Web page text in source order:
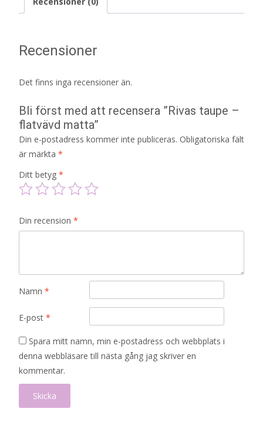
Recensioner
Det finns inga recensioner än.
Bli först med att recensera ”Rivas taupe –
flatvävd matta”
Din e-postadress kommer inte publiceras. Obligatoriska fält
är märkta *
Ditt betyg *
Din recension *
Namn *
E-post *
Spara mitt namn, min e-postadress och webbplats i
denna webbläsare till nästa gång jag skriver en
kommentar.